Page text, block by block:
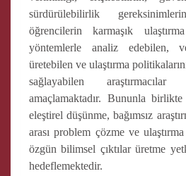
sürdürülebilirlik
öğrencilerin karmaşık
yöntemlerle analiz edebilen,
üretebilen ve ulaştırma
sağlayabilen
amaçlamaktadır. Bununla
eleştirel düşünme, bağımsız
arası problem çözme ve
özgün bilimsel çıktılar üretme
hedeflemektedir.